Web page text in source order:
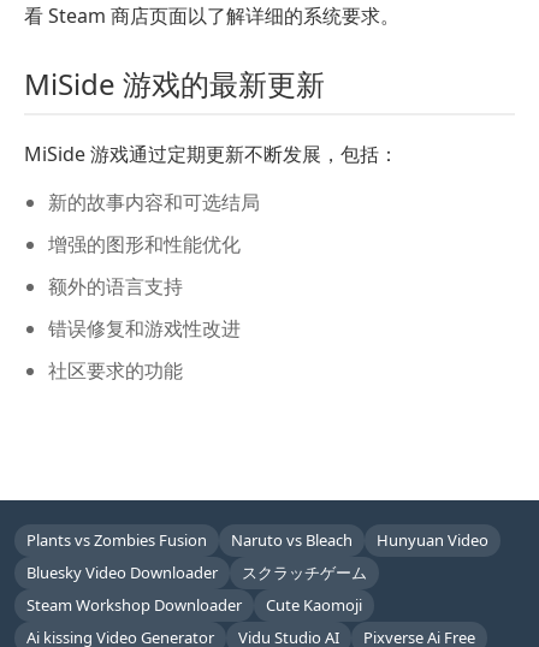
看 Steam 商店页面以了解详细的系统要求。
MiSide 游戏的最新更新
MiSide 游戏通过定期更新不断发展，包括：
新的故事内容和可选结局
增强的图形和性能优化
额外的语言支持
错误修复和游戏性改进
社区要求的功能
Plants vs Zombies Fusion Naruto vs Bleach
Hunyuan Video
Bluesky Video Downloader
スクラッチゲーム
Steam Workshop Downloader
Cute Kaomoji
Ai kissing Video Generator
Vidu Studio AI Pixverse Ai Free